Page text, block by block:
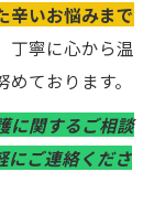
辛いお悩みまで
丁寧に心から温
ております。
に関するご相談
にご連絡くださ